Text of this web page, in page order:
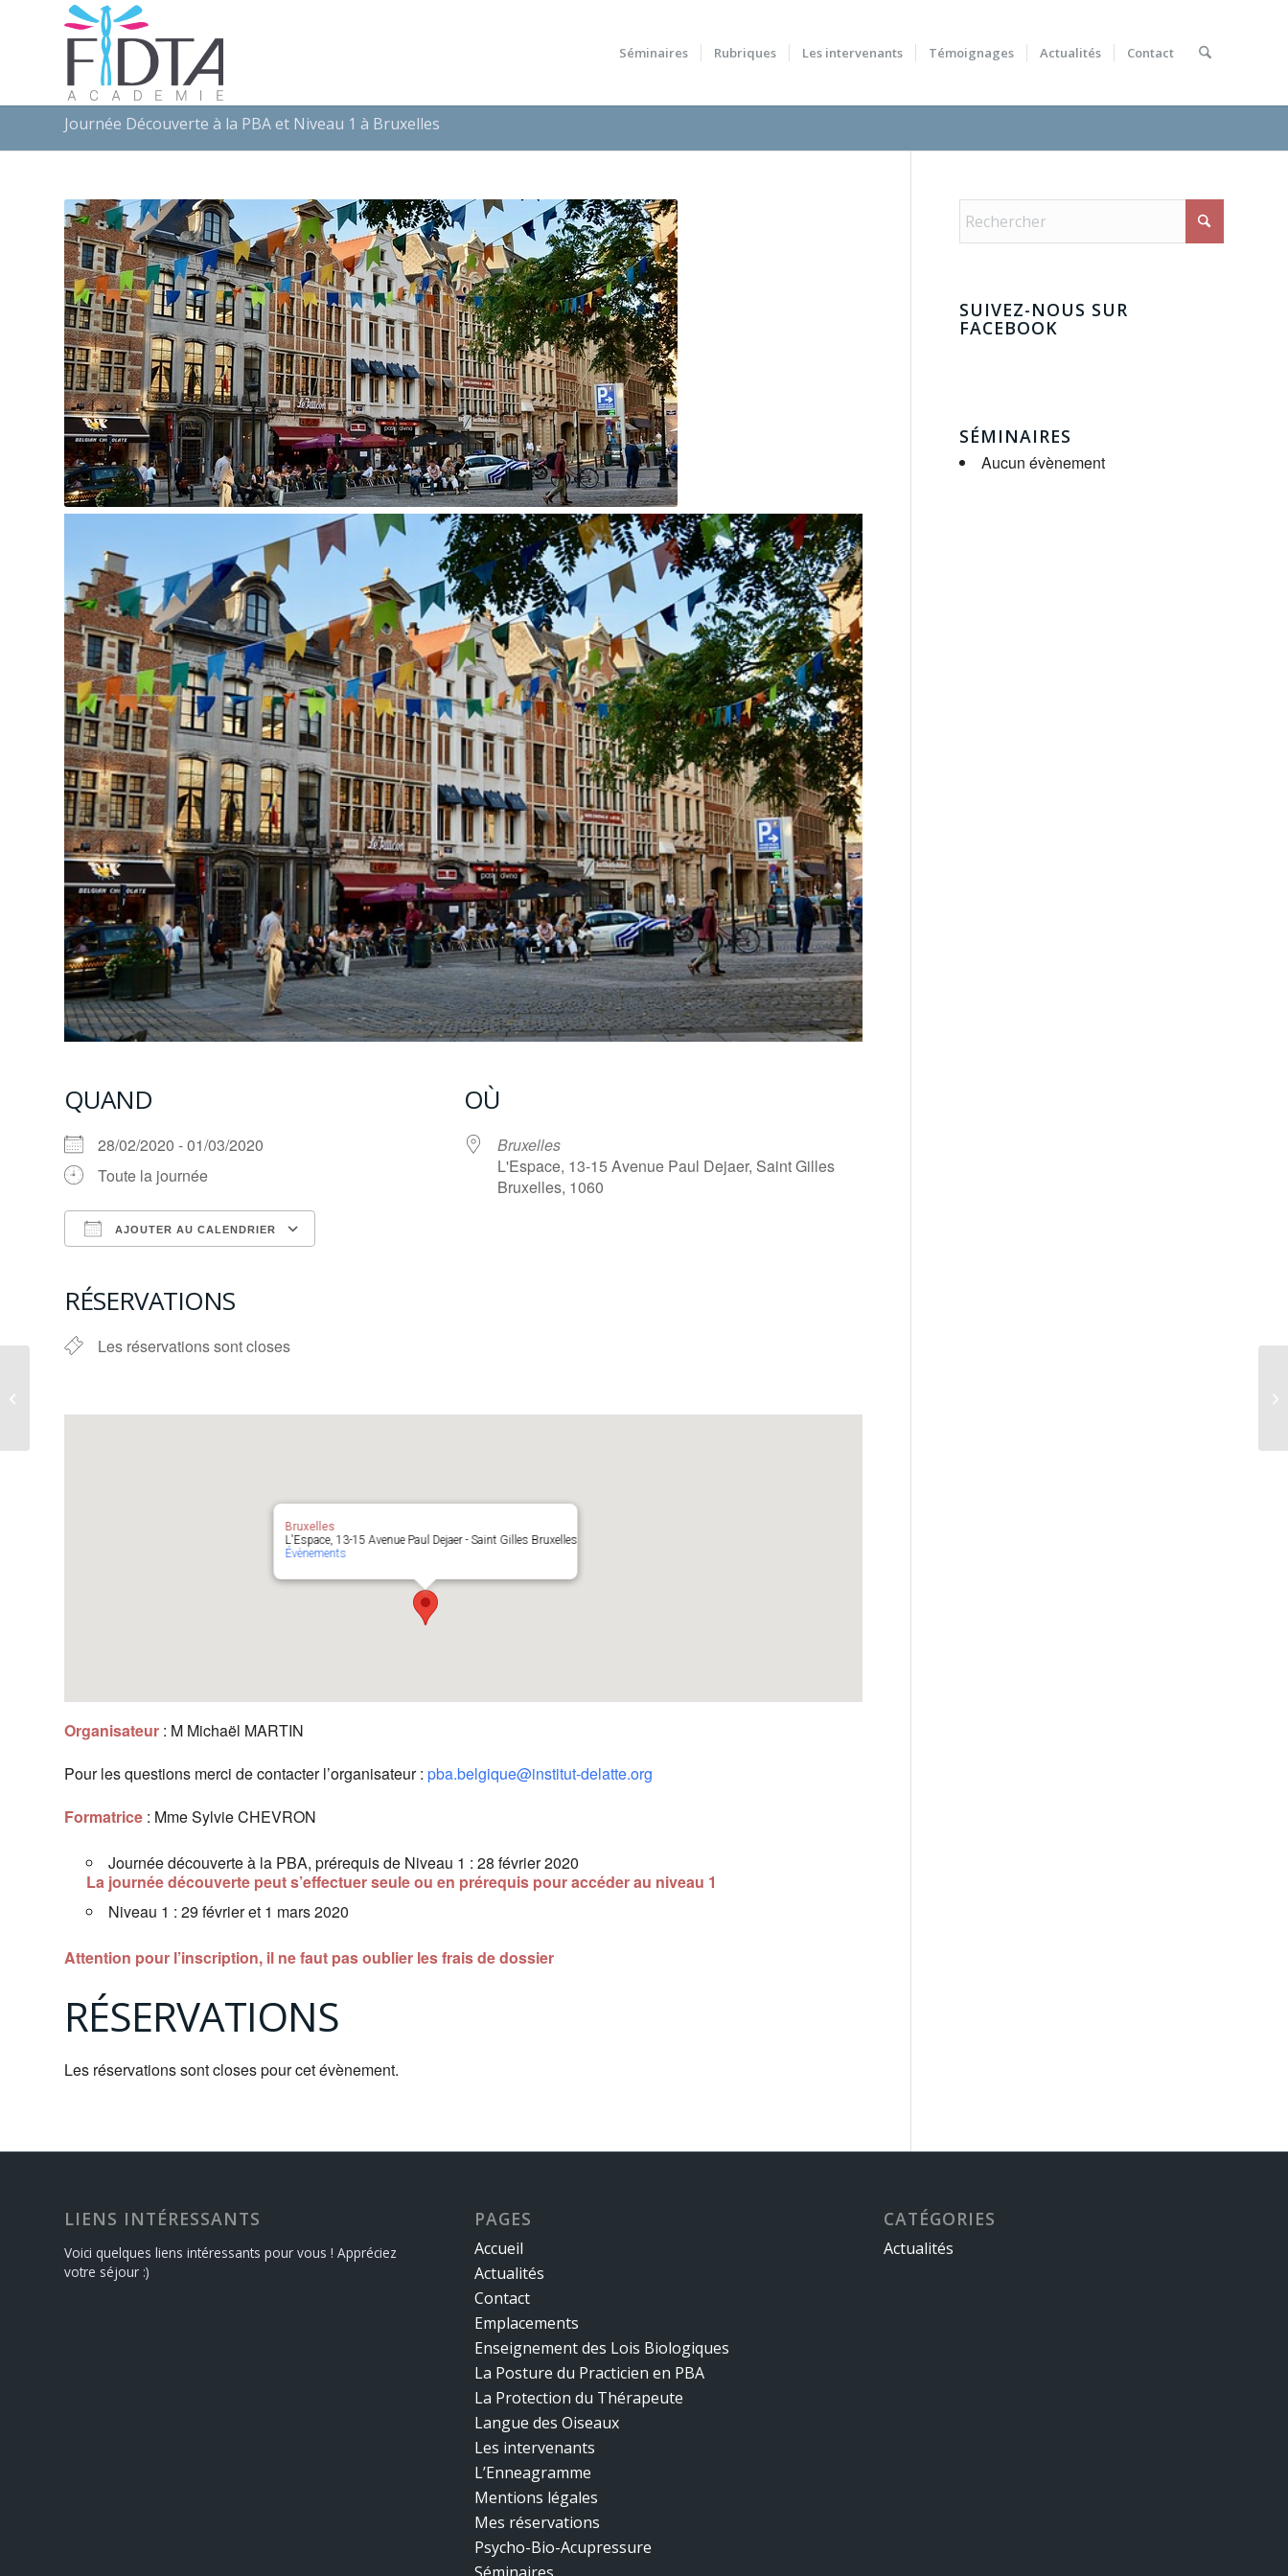
Séminaires Rubriques Les intervenants Témoignages Actualités Contact
Journée Découverte à la PBA et Niveau 1 à Bruxelles
QUAND
28/02/2020 - 01/03/2020
Toute la journée
AJOUTER AU CALENDRIER
RÉSERVATIONS
Les réservations sont closes
OÙ
Bruxelles
L'Espace, 13-15 Avenue Paul Dejaer, Saint Gilles
Bruxelles, 1060
Bruxelles
L'Espace, 13-15 Avenue Paul Dejaer - Saint Gilles Bruxelles
Évènements
Organisateur : M Michaël MARTIN
Pour les questions merci de contacter l’organisateur : pba.belgique@institut-delatte.org
Formatrice : Mme Sylvie CHEVRON
Journée découverte à la PBA, prérequis de Niveau 1 : 28 février 2020
La journée découverte peut s’effectuer seule ou en prérequis pour accéder au niveau 1
Niveau 1 : 29 février et 1 mars 2020
Attention pour l’inscription, il ne faut pas oublier les frais de dossier
RÉSERVATIONS
Les réservations sont closes pour cet évènement.
SUIVEZ-NOUS SUR
FACEBOOK
SÉMINAIRES
Aucun évènement
LIENS INTÉRESSANTS
Voici quelques liens intéressants pour vous ! Appréciez
votre séjour :)
PAGES
Accueil
Actualités
Contact
Emplacements
Enseignement des Lois Biologiques
La Posture du Practicien en PBA
La Protection du Thérapeute
Langue des Oiseaux
Les intervenants
L’Enneagramme
Mentions légales
Mes réservations
Psycho-Bio-Acupressure
CATÉGORIES
Actualités